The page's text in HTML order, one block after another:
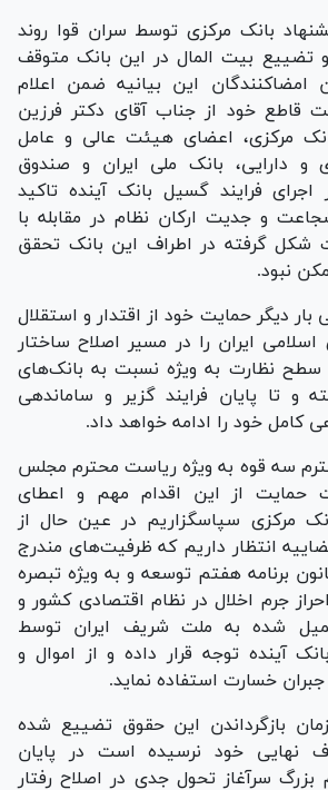
بانک مرکزی توسط سران قوا روند
تضییع بیت المال در این بانک متوقف
امضاکنندگان این بیانیه ضمن اعلام
قاطع خود از جناب آقای دکتر فرزین
مرکزی، اعضای هیئت عالی و عامل
و دارایی، بانک ملی ایران و صندوق
فرایند گسیل بانک آینده تاکید
و جدیت ارکان نظام در مقابله با
شکل گرفته در اطراف این بانک تحقق
نبود.
دیگر حمایت خود از اقتدار و استقلال
ایران را در مسیر اصلاح ساختار
سطح نظارت به ویژه نسبت به بانک‌های
و تا پایان فرایند گزیر و ساماندهی
کامل خود را ادامه خواهد داد.
سه قوه به ویژه ریاست محترم مجلس
حمایت از این اقدام مهم و اعطای
مرکزی سپاسگزاریم در عین حال از
انتظار داریم که ظرفیت‌های مندرج
بند تیم ماده ۸ قانون برنامه هفتم توسعه و به ویژه تبصره
جرم اخلال در نظام اقتصادی کشور و
شده به ملت شریف ایران توسط
آینده توجه قرار داده و از اموال و
جبران خسارت استفاده نماید.
بازگرداندن این حقوق تضییع شده
نهایی خود نرسیده است در پایان
بزرگ سرآغاز تحول جدی در اصلاح رفتار